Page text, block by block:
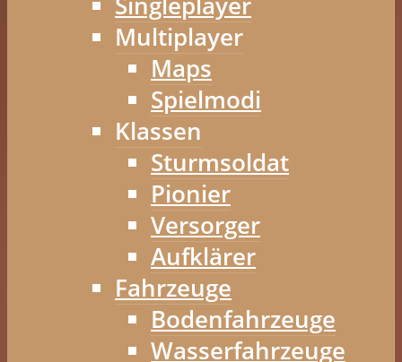
Multiplayer
Maps
Spielmodi
Klassen
Sturmsoldat
Pionier
Versorger
Aufklärer
Fahrzeuge
Bodenfahrzeuge
Wasserfahrzeuge